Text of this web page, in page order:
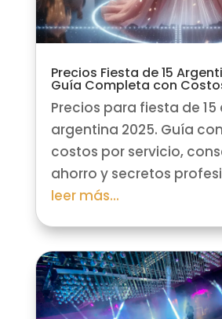
Precios Fiesta de 15
Guía Completa con
Precios para fiesta de 15
argentina 2025. Guía
costos por servicio,
ahorro y secretos
leer más...